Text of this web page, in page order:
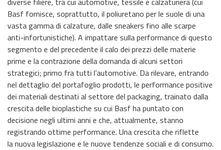
Basf fornisce, soprattutto, il poliuretano per le suole di una
vasta gamma di calzature, dalle sneakers fino alle scarpe
anti-infortunistiche). A impattare sulla performance di questo
segmento e del precedente il calo dei prezzi delle materie
prime e la contrazione della domanda di alcuni settori
strategici; primo fra tutti l’automotive. Da rilevare, entrando
nel dettaglio del portafoglio prodotti, le performance positive
dei materiali destinati al settore del packaging, trainato dalla
crescita delle bioplastiche su cui Basf ha puntato con
decisione negli ultimi anni e che, attualmente, stanno
registrando ottime performance. Una crescita che riflette
la nuova legislazione e le nuove tendenze sociali e di consumo.